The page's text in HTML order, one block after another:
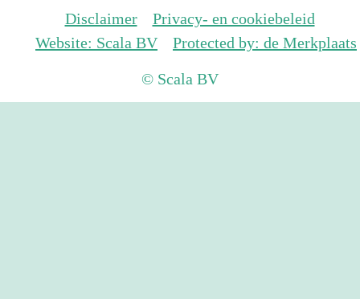
Disclaimer
Privacy- en cookiebeleid
Website: Scala BV
Protected by: de Merkplaats
© Scala BV